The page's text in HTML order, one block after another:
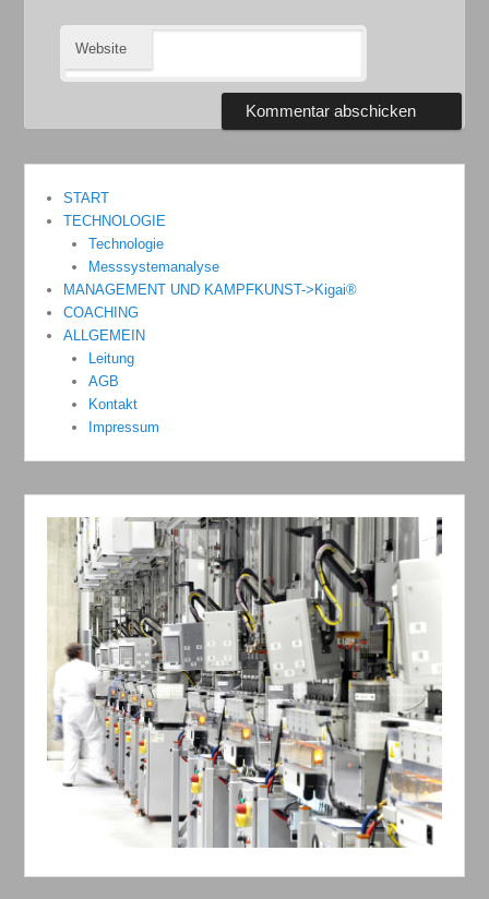
Website
START
TECHNOLOGIE
Technologie
Messsystemanalyse
MANAGEMENT UND KAMPFKUNST->Kigai®
COACHING
ALLGEMEIN
Leitung
AGB
Kontakt
Impressum